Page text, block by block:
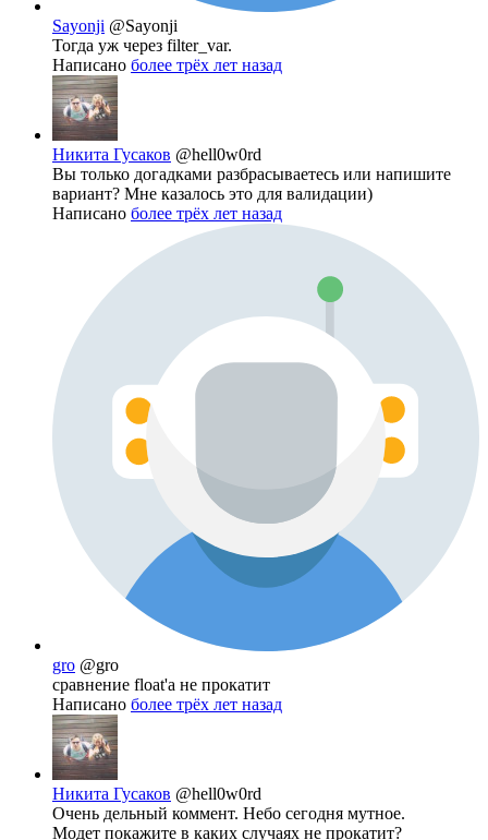
Sayonji @Sayonji
Тогда уж через filter_var.
Написано более трёх лет назад
Никита Гусаков @hell0w0rd
Вы только догадками разбрасываетесь или напишите
вариант? Мне казалось это для валидации)
Написано более трёх лет назад
gro @gro
сравнение float'а не прокатит
Написано более трёх лет назад
Никита Гусаков @hell0w0rd
Очень дельный коммент. Небо сегодня мутное.
Модет покажите в каких случаях не прокатит?